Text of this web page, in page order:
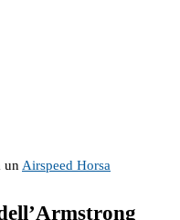
unAirspeed Horsa